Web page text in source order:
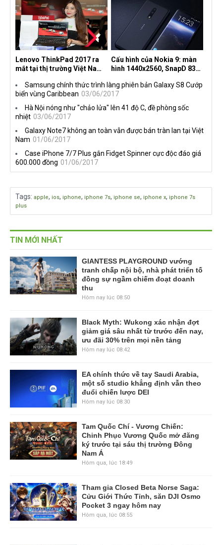
Lenovo ThinkPad 2017 ra
mắt tại thị trường Việt Nam,
Cấu hình của Nokia 9: màn
hình 1440x2560, SnapD 835,
Samsung chính thức trình làng phiên bản Galaxy S8 Cướp
biển vùng Caribbean 03/06/2017
Hà Nội nóng như "chảo lửa" lên 41 độ C, đề phòng sốc
nhiệt 03/06/2017
Galaxy Note7 không an toàn vẫn được bán tràn lan tại Việt
Nam 01/06/2017
Case iPhone 7/7 Plus gắn Fidget Spinner cực độc đáo giá
600.000 đồng 01/06/2017
Tags: apple, ios, iphone, iphone 7s, iphone se, iphone x, iphone 7s
plus
TIN MỚI NHẤT
GIANTESS PLAYGROUND vướng
tranh chấp nội bộ, nhà phát triển tố
đồng sự ngầm chiếm đoạt doanh
thu
Hôm nay lúc 08:50
Black Myth: Wukong xác nhận đợt
giảm giá sâu nhất từ trước đến nay,
ưu đãi 30% trên mọi nền tảng
Hôm nay lúc 08:42
EA chính thức về tay Saudi Arabia,
một số studio khẳng định vẫn theo
đuổi chiến lược DEI
Hôm nay lúc 08:30
Tam Quốc Chí - Vương Chiến:
Chinh Phục Vương Quốc mở đăng
ký trước tại sáu thị trường Đông
Nam Á
Hôm qua, lúc 18:49
Tham gia Closed Beta Norse Saga:
Cửu Giới Thức Tỉnh, săn DJI Osmo
Pocket 3 ngay hôm nay
Hôm qua, lúc 08:55